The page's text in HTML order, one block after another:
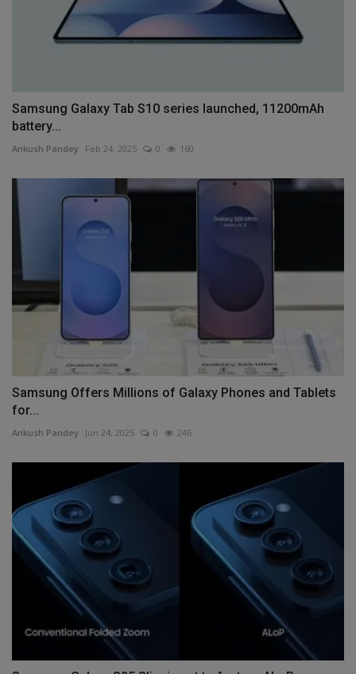
Samsung Galaxy Tab S10 series launched, 11200mAh
battery...
Ankush Pandey Feb 24, 2025 0 160
Samsung Offers Millions of Galaxy Phones and Tablets
for...
Ankush Pandey Jun 24, 2025 0 246